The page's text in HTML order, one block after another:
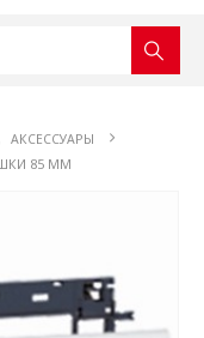
АКСЕССУАРЫ
85 ММ